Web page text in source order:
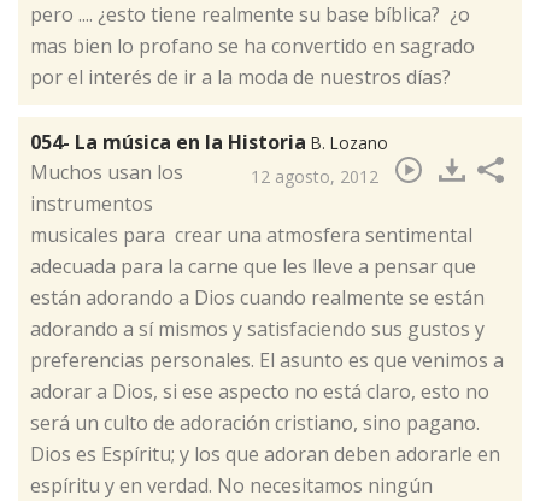
pero .... ¿esto tiene realmente su base bíblica? ¿o
mas bien lo profano se ha convertido en sagrado
por el interés de ir a la moda de nuestros días?
054- La música en la Historia B. Lozano
12 agosto, 2012
Muchos usan los
instrumentos
musicales para crear una atmosfera sentimental
adecuada para la carne que les lleve a pensar que
están adorando a Dios cuando realmente se están
adorando a sí mismos y satisfaciendo sus gustos y
preferencias personales. El asunto es que venimos a
adorar a Dios, si ese aspecto no está claro, esto no
será un culto de adoración cristiano, sino pagano.
Dios es Espíritu; y los que adoran deben adorarle en
espíritu y en verdad. No necesitamos ningún